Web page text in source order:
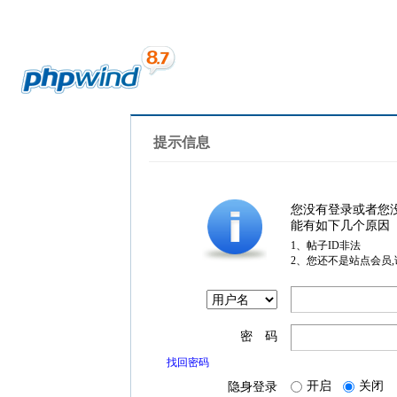
提示信息
您没有登录或者您
能有如下几个原因
1、帖子ID非法
2、您还不是站点会员
密 码
找回密码
隐身登录 开启 关闭